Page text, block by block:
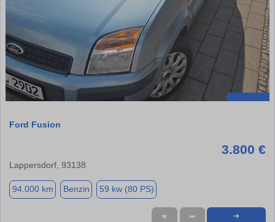
Ford Fusion
3.800 €
Lappersdorf, 93138
94.000 km Benzin 59 kw (80 PS)
★ ➦ ➜